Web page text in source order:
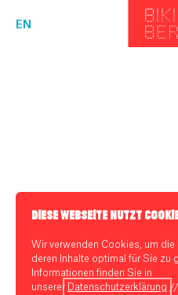
EN
DIESE WEBSEITE NUTZT
Wir verwenden Cookies, um
deren Inhalte optimal für Sie zu
Informationen finden Sie in
unserer
Datenschutzerklärung //